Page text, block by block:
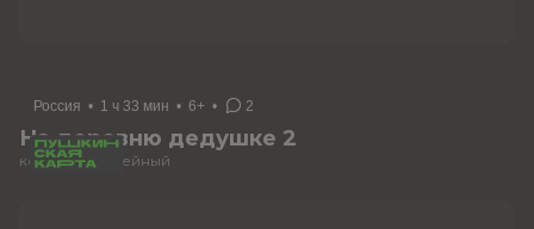
Россия • 1 ч 33 мин • 6+ • 2
На деревню дедушке 2
комедия, семейный